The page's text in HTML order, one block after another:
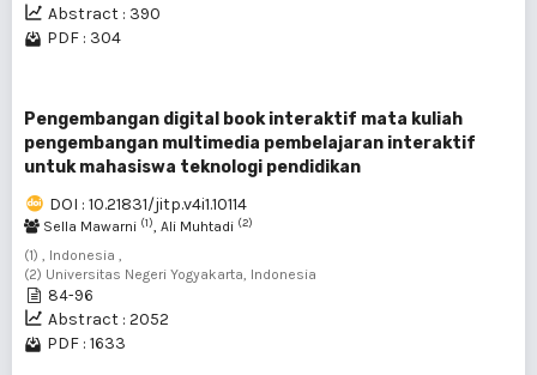
Abstract : 390
PDF : 304
Pengembangan digital book interaktif mata kuliah
pengembangan multimedia pembelajaran interaktif
untuk mahasiswa teknologi pendidikan
DOI : 10.21831/jitp.v4i1.10114
Sella Mawarni (1), Ali Muhtadi (2)
(1) , Indonesia ,
(2) Universitas Negeri Yogyakarta, Indonesia
84-96
Abstract : 2052
PDF : 1633